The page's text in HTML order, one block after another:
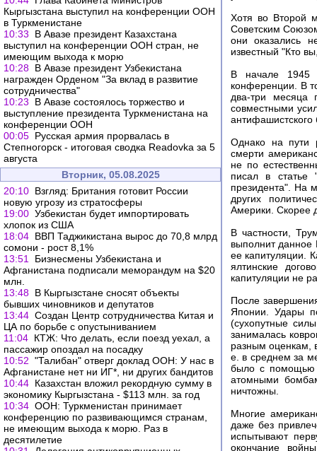
Кыргызстана выступил на конференции ООН
в Туркменистане
10:33
В Авазе президент Казахстана
выступил на конференции ООН стран, не
имеющим выхода к морю
10:28 В Авазе президент Узбекистана
награжден Орденом "За вклад в развитие
сотрудничества"
10:23
В Авазе состоялось торжество и
выступление президента Туркменистана на
конференции ООН
00:05 Русская армия прорвалась в
Степногорск - итоговая сводка Readovka за 5
августа
Вторник, 05.08.2025
20:10 Взгляд: Британия готовит России
новую угрозу из стратосферы
19:00 Узбекистан будет импортировать
хлопок из США
18:04 ВВП Таджикистана вырос до 70,8 млрд
сомони - рост 8,1%
13:51
Бизнесмены Узбекистана и
Афганистана подписали меморандум на $20
млн.
13:48 В Кыргызстане сносят объекты
бывших чиновников и депутатов
13:44 Создан Центр сотрудничества Китая и
ЦА по борьбе с опустыниванием
11:04 КТЖ: Что делать, если поезд уехал, а
пассажир опоздал на посадку
10:52 "Талибан" отверг доклад ООН: У нас в
Афганистане нет ни ИГ*, ни других бандитов
10:44 Казахстан вложил рекордную сумму в
экономику Кыргызстана - $113 млн. за год
10:34 ООН: Туркменистан принимает
конференцию по развивающимся странам,
не имеющим выхода к морю. Раз в
десятилетие
Хотя во Второй
Советским
они оказались
известный "Кто
В начале 1945
конференции. В
два-три месяца
совместными
антифашистского
Однако на пути
смерти
не по
писал в статье
президента". На
других
Америки. Скорее
В частности,
выполнит данное
ее капитуляции.
ялтинские
капитуляции не
После
Японии. Удары
(сухопутные
занималась
разным оценкам,
е. в среднем за
было с помощью
атомными
ничтожны.
Многие
даже без
испытывают
окончание